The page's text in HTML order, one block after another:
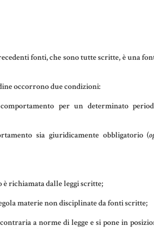
TESTAMENTO
fonti, che sono tutte scritte, è una
occorrono due condizioni:
per un determinato
sia giuridicamente obbligatorio (
è richiamata dalle leggi scritte;
materie non disciplinate da fonti scritte;
a norme di legge e si pone in